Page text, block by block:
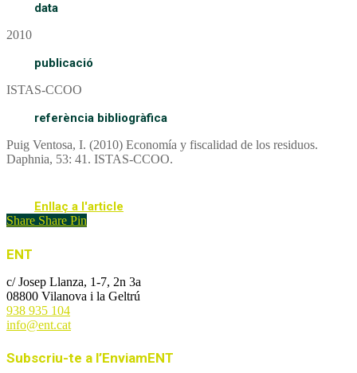
data
2010
publicació
ISTAS-CCOO
referència bibliogràfica
Puig Ventosa, I. (2010) Economía y fiscalidad de los residuos.
Daphnia, 53: 41. ISTAS-CCOO.
Enllaç a l'article
Share Share Pin
ENT
c/ Josep Llanza, 1-7, 2n 3a
08800 Vilanova i la Geltrú
938 935 104
info@ent.cat
Subscriu-te a l’EnviamENT